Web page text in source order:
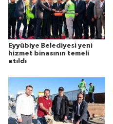
Eyyübiye Belediyesi yeni
hizmet binasının temeli
atıldı